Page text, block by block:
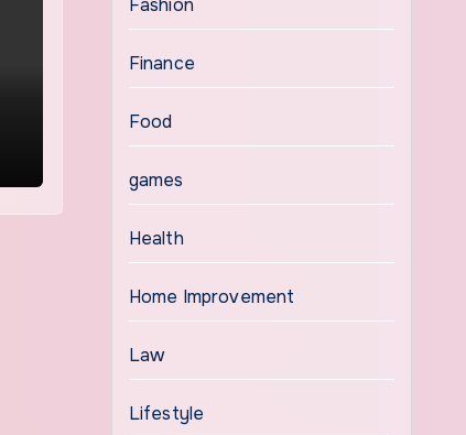
Fashion
Finance
Food
games
Health
Home Improvement
Law
Lifestyle